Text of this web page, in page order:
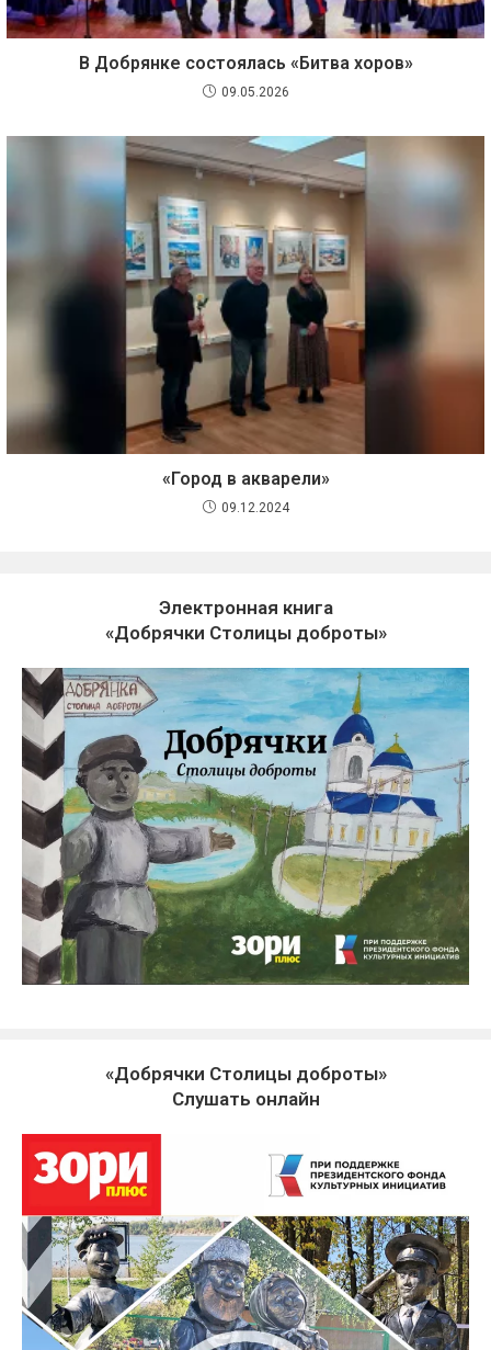
В Добрянке состоялась «Битва хоров»
09.05.2026
«Город в акварели»
09.12.2024
Электронная книга
«Добрячки Столицы доброты»
«Добрячки Столицы доброты»
Слушать онлайн